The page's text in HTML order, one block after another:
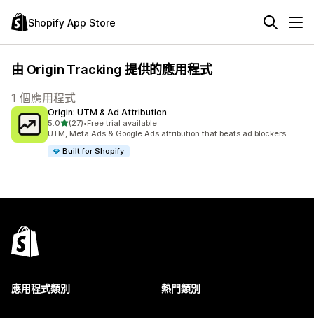
Shopify App Store
由 Origin Tracking 提供的應用程式
1 個應用程式
Origin: UTM & Ad Attribution
5.0滿分 5 顆星
(27)
共有 27 則評價
•Free trial available
UTM, Meta Ads & Google Ads attribution that beats ad blockers
Built for Shopify
應用程式類別 熱門類別